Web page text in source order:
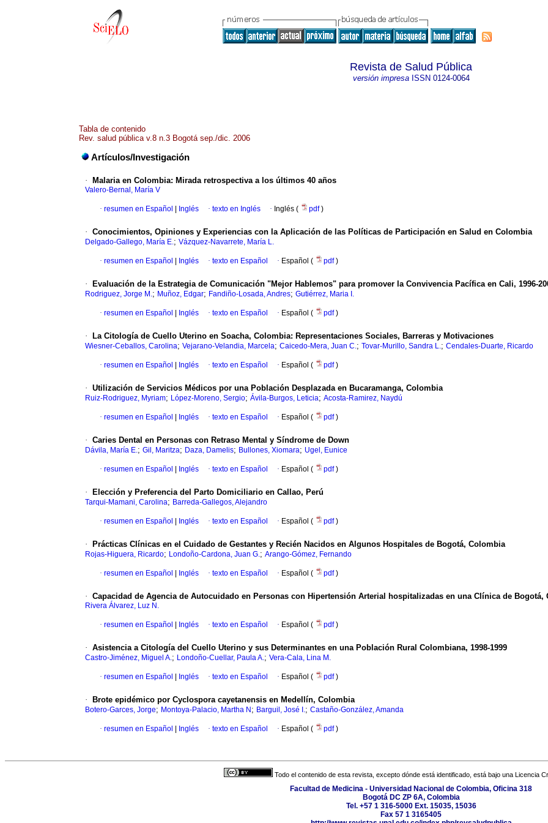
Revista de Salud Pública
versión impresaISSN 0124-0064
Tabla de contenido
Rev. salud pública v.8 n.3 Bogotá sep./dic. 2006
Artículos/Investigación
· Malaria en Colombia: Mirada retrospectiva a los últimos 40 años
Valero-Bernal, María V
· resumen en Español Inglés · texto en Inglés · Inglés ( pdf)
· Conocimientos, Opiniones y Experiencias con la Aplicación de las Políticas de Participación en Salud en Colombia
Delgado-Gallego, María E.; Vázquez-Navarrete, María L.
· resumen en Español Inglés · texto en Español · Español ( pdf)
· Evaluación de la Estrategia de Comunicación "Mejor Hablemos" para promover la Convivencia Pacífica en Cali, 1996-
Rodriguez, Jorge M.; Muñoz, Edgar; Fandiño-Losada, Andres; Gutiérrez, Maria I.
· resumen en Español Inglés · texto en Español · Español ( pdf)
· La Citologíade Cuello Uterino en Soacha, Colombia: Representaciones Sociales, Barreras y Motivaciones
Wiesner-Ceballos, Carolina; Vejarano-Velandia, Marcela; Caicedo-Mera, Juan C.; Tovar-Murillo, Sandra L.; Cendales-Duarte, Ricardo
· resumen en Español Inglés · texto en Español · Español ( pdf)
· Utilización de Servicios Médicos por una Población Desplazada en Bucaramanga, Colombia
Ruiz-Rodriguez, Myriam; López-Moreno, Sergio; Ávila-Burgos, Leticia; Acosta-Ramirez, Naydú
· resumen en Español Inglés · texto en Español · Español ( pdf)
· Caries Dental en Personas con Retraso Mental y Síndrome de Down
Dávila, María E.; Gil, Maritza; Daza, Damelis; Bullones, Xiomara; Ugel, Eunice
· resumen en Español Inglés · texto en Español · Español ( pdf)
· Elección y Preferencia del Parto Domiciliario en Callao, Perú
Tarqui-Mamani, Carolina; Barreda-Gallegos, Alejandro
· resumen en Español Inglés · texto en Español · Español ( pdf)
· Prácticas Clínicas en el Cuidado de Gestantes y Recién Nacidos en Algunos Hospitales de Bogotá, Colombia
Rojas-Higuera, Ricardo; Londoño-Cardona, Juan G.; Arango-Gómez, Fernando
· resumen en Español Inglés · texto en Español · Español ( pdf)
· Capacidad de Agencia de Autocuidado en Personas con Hipertensión Arterial hospitalizadas en una Clínica de Bogotá,
Rivera Álvarez, Luz N.
· resumen en Español Inglés · texto en Español · Español ( pdf)
· Asistencia a Citología del Cuello Uterino y sus Determinantes en una Población Rural Colombiana, 1998-1999
Castro-Jiménez, Miguel A.; Londoño-Cuellar, Paula A.; Vera-Cala, Lina M.
· resumen en Español Inglés · texto en Español · Español ( pdf)
· Brote epidémico por Cyclospora cayetanensis en Medellín, Colombia
Botero-Garces, Jorge; Montoya-Palacio, Martha N ; Barguil, José I.; Castaño-González, Amanda
· resumen en Español Inglés · texto en Español · Español ( pdf)
Todo el contenido de esta revista, excepto dónde está identificado, está bajo una Licencia
Facultad de Medicina - Universidad Nacional de Colombia, Oficina 318
Bogotá DC ZP 6A, Colombia
Tel. +57 1 316-5000 Ext. 15035, 15036
Fax 57 1 3165405